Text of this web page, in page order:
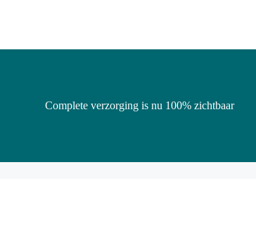
Complete verzorging is nu 100% zichtbaar